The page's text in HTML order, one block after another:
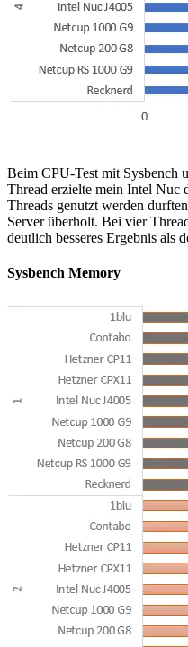
Beim CPU-Test mit Sysbench
Thread erzielte mein Intel Nuc
Threads genutzt werden
Server überholt. Bei vier
deutlich besseres Ergebnis als
Sysbench Memory